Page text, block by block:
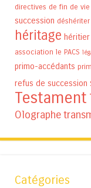
directives de fin de vie
succession déshériter
héritage héritier
association le PACS
primo-accédants
refus de succession
Testament
Olographe
Catégories